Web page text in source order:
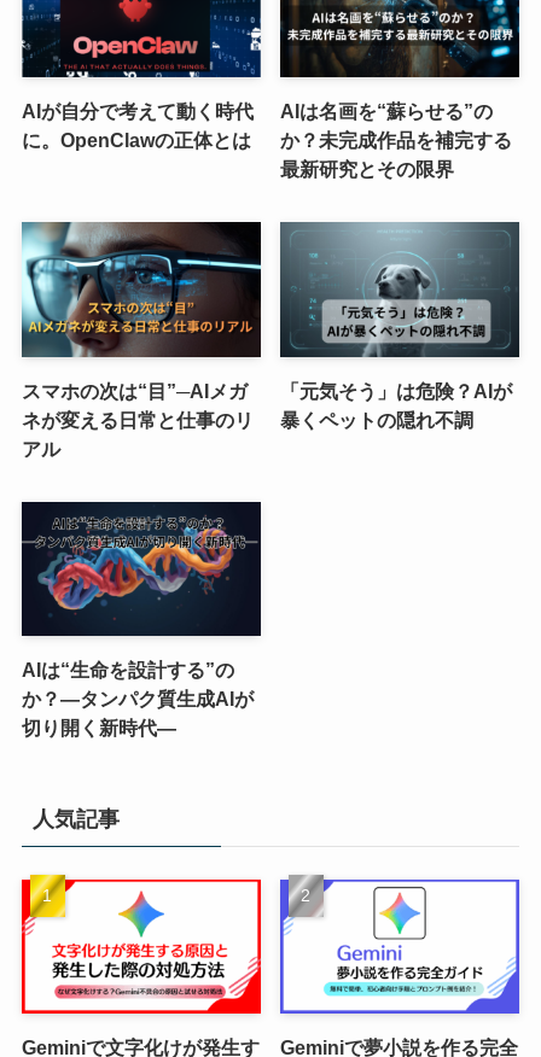
AIが自分で考えて動く時代
に。OpenClawの正体とは
AIは名画を“蘇らせる”の
か？未完成作品を補完する
最新研究とその限界
スマホの次は“目”─AIメガ
ネが変える日常と仕事のリ
アル
「元気そう」は危険？AIが
暴くペットの隠れ不調
AIは“生命を設計する”の
か？―タンパク質生成AIが
切り開く新時代―
人気記事
Geminiで文字化けが発生す
Geminiで夢小説を作る完全